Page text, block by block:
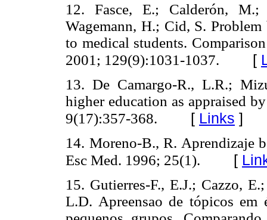
12.
Fasce, E.; Calderón,
Wagemann, H.; Cid, S.
to medical students.
2001; 129(9):1031-1037. [
13. De Camargo-R., L.R.;
higher education as appraised
9(17):357-368. [ Links ]
14. Moreno-B., R. Aprendizaje
Esc Med. 1996; 25(1). [
15. Gutierres-F., E.J.; Cazzo,
L.D. Apreensao de tópicos em